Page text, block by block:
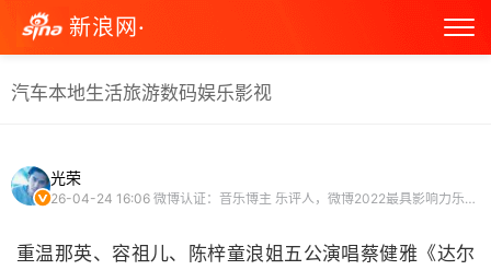
新浪网·
汽车本地生活旅游数码娱乐影视
光荣
26-04-24 16:06 微博认证：音乐博主 乐评人，微博2022最具影响力乐评人，微博2021十大影响力乐评人
重温那英、容祖儿、陈梓童浪姐五公演唱蔡健雅《达尔